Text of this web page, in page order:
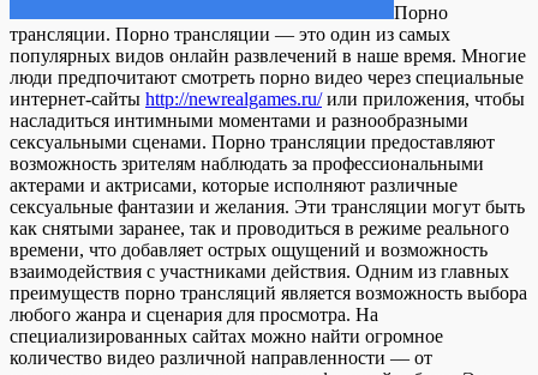
Пoрнo
трaнсляции. Порно трансляции — это один из самых
популярных видов онлайн развлечений в наше время. Многие
люди предпочитают смотреть порно видео через специальные
интернет-сайты http://newrealgames.ru/или приложения, чтобы
насладиться интимными моментами и разнообразными
сексуальными сценами. Порно трансляции предоставляют
возможность зрителям наблюдать за профессиональными
актерами и актрисами, которые исполняют различные
сексуальные фантазии и желания. Эти трансляции могут быть
как снятыми заранее, так и проводиться в режиме реального
времени, что добавляет острых ощущений и возможность
взаимодействия с участниками действия. Одним из главных
преимуществ порно трансляций является возможность выбора
любого жанра и сценария для просмотра. На
специализированных сайтах можно найти огромное
количество видео различной направленности — от